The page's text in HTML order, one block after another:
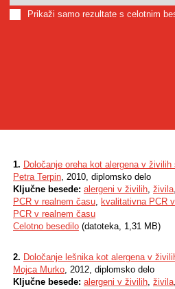
Prikaži samo rezultate s celotnim
1. Določanje oreha kot alergena v
Petra Terpin, 2010, diplomsko delo
Ključne besede: alergeni v živilih, živila
PCR v realnem času, kvalitativna PCR
PCR v realnem času
Celotno besedilo (datoteka, 1,31 MB)
2. Določanje lešnika kot alergena v
Mojca Murko, 2012, diplomsko delo
Ključne besede: alergeni v živilih, živila